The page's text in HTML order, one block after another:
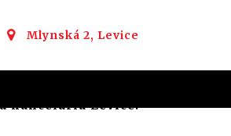
Mlynská 2, Levice
kancelária Levice: